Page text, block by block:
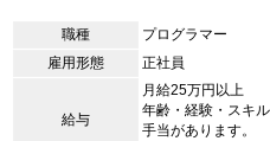
職種
プログラマー
雇用形態
正社員
給与
月給25万円以上
年齢・経験・スキ
手当があります。